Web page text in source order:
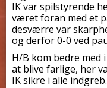
IK var spilstyrende
været foran med et
desværre var
og derfor 0-0 ved
H/B kom bedre med
at blive farlige, her
IK sikre i alle indgreb.